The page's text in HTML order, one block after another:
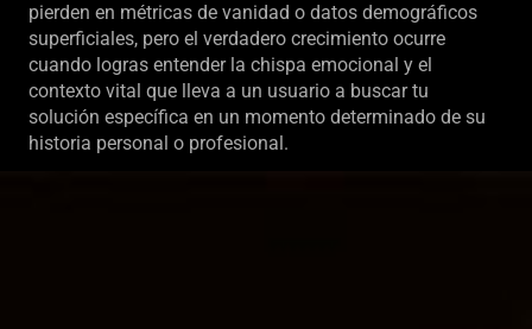
pierden en métricas de vanidad o datos demográficos
superficiales, pero el verdadero crecimiento ocurre
cuando logras entender la chispa emocional y el
contexto vital que lleva a un usuario a buscar tu
solución específica en un momento determinado de su
historia personal o profesional.